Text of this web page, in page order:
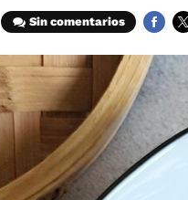
Sin comentarios